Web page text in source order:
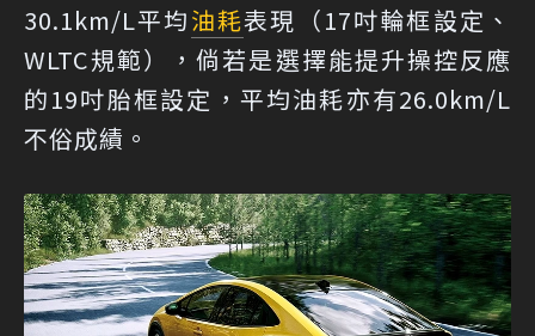
30.1km/L平均油耗表現（17吋輪框設定、
WLTC規範），倘若是選擇能提升操控反應
的19吋胎框設定，平均油耗亦有26.0km/L
不俗成績。